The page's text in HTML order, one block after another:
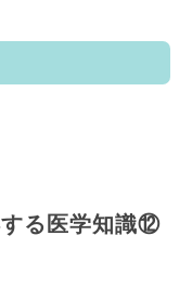
る医学知識⑫